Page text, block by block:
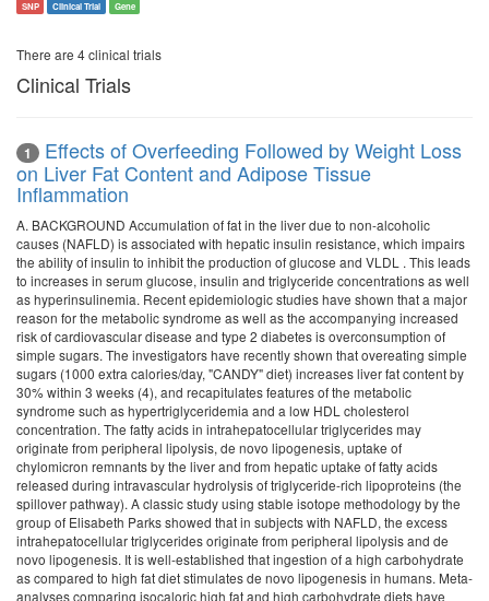
SNP Clinical Trial Gene
There are 4 clinical trials
Clinical Trials
1
Effects of Overfeeding Followed by Weight Loss
on Liver Fat Content and Adipose Tissue
Inflammation
A. BACKGROUND Accumulation of fat in the liver due to non-alcoholic
causes (NAFLD) is associated with hepatic insulin resistance, which impairs
the ability of insulin to inhibit the production of glucose and VLDL . This leads
to increases in serum glucose, insulin and triglyceride concentrations as well
as hyperinsulinemia. Recent epidemiologic studies have shown that a major
reason for the metabolic syndrome as well as the accompanying increased
risk of cardiovascular disease and type 2 diabetes is overconsumption of
simple sugars. The investigators have recently shown that overeating simple
sugars (1000 extra calories/day, "CANDY" diet) increases liver fat content by
30% within 3 weeks (4), and recapitulates features of the metabolic
syndrome such as hypertriglyceridemia and a low HDL cholesterol
concentration. The fatty acids in intrahepatocellular triglycerides may
originate from peripheral lipolysis, de novo lipogenesis, uptake of
chylomicron remnants by the liver and from hepatic uptake of fatty acids
released during intravascular hydrolysis of triglyceride-rich lipoproteins (the
spillover pathway). A classic study using stable isotope methodology by the
group of Elisabeth Parks showed that in subjects with NAFLD, the excess
intrahepatocellular triglycerides originate from peripheral lipolysis and de
novo lipogenesis. It is well-established that ingestion of a high carbohydrate
as compared to high fat diet stimulates de novo lipogenesis in humans. Meta-
analyses comparing isocaloric high fat and high carbohydrate diets have